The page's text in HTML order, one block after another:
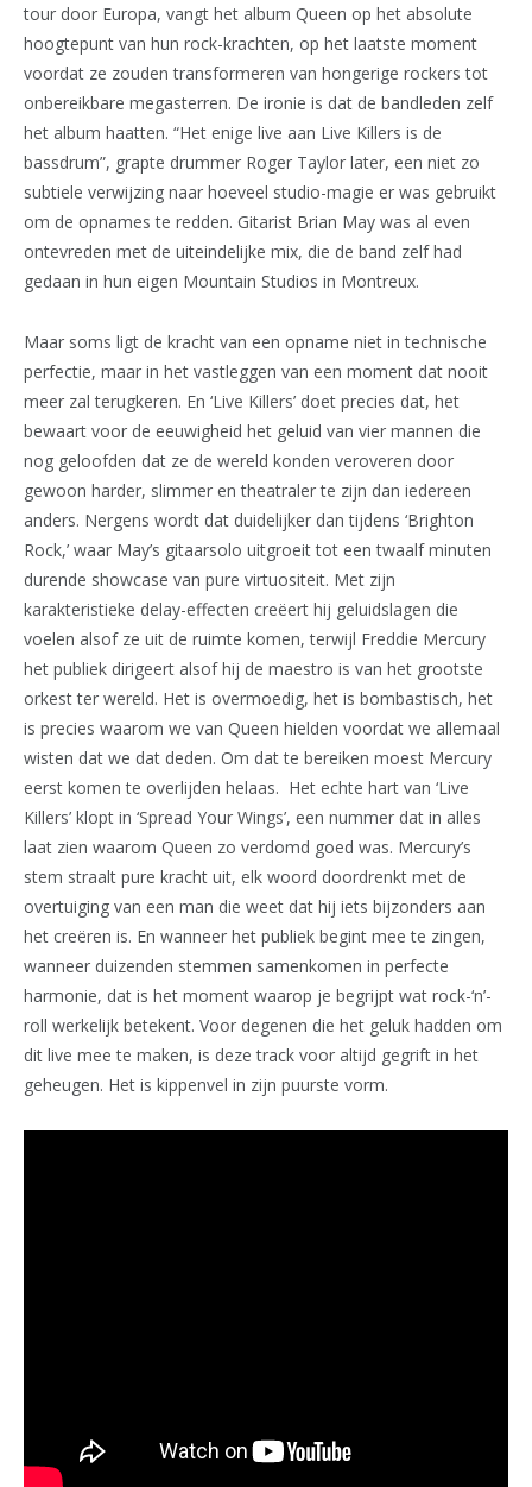
tour door Europa, vangt het album Queen op het absolute
hoogtepunt van hun rock-krachten, op het laatste moment
voordat ze zouden transformeren van hongerige rockers tot
onbereikbare megasterren. De ironie is dat de bandleden zelf
het album haatten. “Het enige live aan Live Killers is de
bassdrum”, grapte drummer Roger Taylor later, een niet zo
subtiele verwijzing naar hoeveel studio-magie er was gebruikt
om de opnames te redden. Gitarist Brian May was al even
ontevreden met de uiteindelijke mix, die de band zelf had
gedaan in hun eigen Mountain Studios in Montreux.
Maar soms ligt de kracht van een opname niet in technische
perfectie, maar in het vastleggen van een moment dat nooit
meer zal terugkeren. En ‘Live Killers’ doet precies dat, het
bewaart voor de eeuwigheid het geluid van vier mannen die
nog geloofden dat ze de wereld konden veroveren door
gewoon harder, slimmer en theatraler te zijn dan iedereen
anders. Nergens wordt dat duidelijker dan tijdens ‘Brighton
Rock,’ waar May’s gitaarsolo uitgroeit tot een twaalf minuten
durende showcase van pure virtuositeit. Met zijn
karakteristieke delay-effecten creëert hij geluidslagen die
voelen alsof ze uit de ruimte komen, terwijl Freddie Mercury
het publiek dirigeert alsof hij de maestro is van het grootste
orkest ter wereld. Het is overmoedig, het is bombastisch, het
is precies waarom we van Queen hielden voordat we allemaal
wisten dat we dat deden. Om dat te bereiken moest Mercury
eerst komen te overlijden helaas. Het echte hart van ‘Live
Killers’ klopt in ‘Spread Your Wings’, een nummer dat in alles
laat zien waarom Queen zo verdomd goed was. Mercury’s
stem straalt pure kracht uit, elk woord doordrenkt met de
overtuiging van een man die weet dat hij iets bijzonders aan
het creëren is. En wanneer het publiek begint mee te zingen,
wanneer duizenden stemmen samenkomen in perfecte
harmonie, dat is het moment waarop je begrijpt wat rock-‘n’-
roll werkelijk betekent. Voor degenen die het geluk hadden om
dit live mee te maken, is deze track voor altijd gegrift in het
geheugen. Het is kippenvel in zijn puurste vorm.